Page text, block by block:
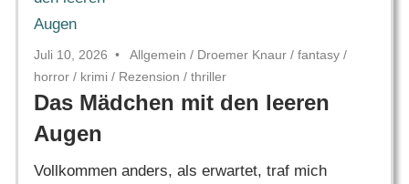
Juli 10, 2026 Allgemein / Droemer Knaur / fantasy /
horror / krimi / Rezension / thriller
Das Mädchen mit den leeren
Augen
Vollkommen anders, als erwartet, traf mich